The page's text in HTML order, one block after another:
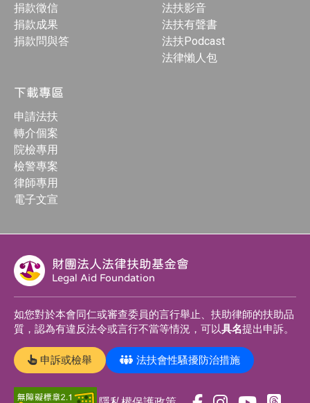
捐款徵信
捐款成果
捐款問與答
法扶影音
法扶有聲書
法扶Podcast
法律懶人包
下載專區
申請法扶
轉介個案
院檢專用
檢警專案
律師專用
電子文宣
財團法人法律扶助基金會
Legal Aid Foundation
如您對於本會同仁或審查委員的言行舉止、扶助律師的扶助品
質，認為有違反法令或言行不當等情況，可以具名提出申訴。
申訴或檢舉 法扶會性騷擾防治措施